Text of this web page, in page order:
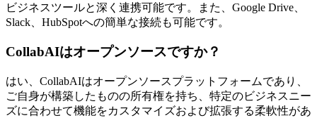
ビジネスツールと深く連携可能です。また、Google Drive、
Slack、HubSpotへの簡単な接続も可能です。
CollabAIはオープンソースですか？
はい、CollabAIはオープンソースプラットフォームであり、
ご自身が構築したものの所有権を持ち、特定のビジネスニー
ズに合わせて機能をカスタマイズおよび拡張する柔軟性があ